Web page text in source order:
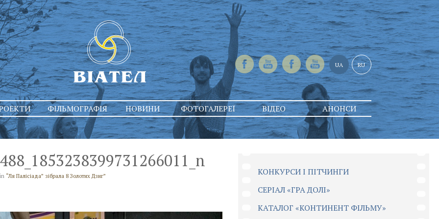
UA RU
ФІЛЬМОГРАФІЯ НОВИНИ ФОТОГАЛЕРЕЇ ВІДЕО АНОНСИ
in “Ля Палісіада” зібрала 8 Золотих Дзиг”
КОНКУРСИ І ПІТЧИНГИ
CЕРІАЛ «ГРА ДОЛІ»
КАТАЛОГ «КОНТИНЕНТ ФІЛЬМУ»